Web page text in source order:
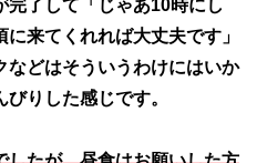
完了して「じゃあ10時にし
来てくれれば大丈夫です」
などはそういうわけにはいか
りした感じです。